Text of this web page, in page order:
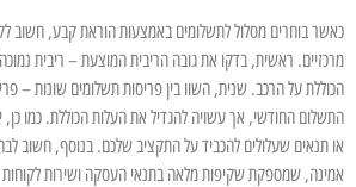
כאשר בוחרים מסלול לתשלומים באמצעות הוראת קבע, חשוב
מרכזיים. ראשית, בדקו את גובה הריבית המוצעת – ריבית
הכוללת על הרכב. שנית, השוו בין פריסות תשלומים שונות –
התשלום החודשי, אך עשויה להגדיל את העלות הכוללת. כמו כן,
או תנאים שעלולים להכביד על התקציב שלכם. בנוסף, חשוב
אמינה, שמספקת שקיפות מלאה בתנאי העסקה ושירות לקוחות